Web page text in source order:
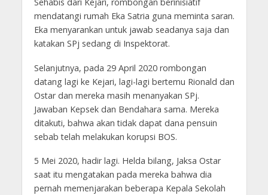
mendatangi rumah Eka Satria guna meminta saran.
Eka menyarankan untuk jawab seadanya saja dan
katakan SPj sedang di Inspektorat.
Selanjutnya, pada 29 April 2020 rombongan
datang lagi ke Kejari, lagi-lagi bertemu Rionald dan
Ostar dan mereka masih menanyakan SPj.
Jawaban Kepsek dan Bendahara sama. Mereka
ditakuti, bahwa akan tidak dapat dana pensuin
sebab telah melakukan korupsi BOS.
5 Mei 2020, hadir lagi. Helda bilang, Jaksa Ostar
saat itu mengatakan pada mereka bahwa dia
pernah memenjarakan beberapa Kepala Sekolah